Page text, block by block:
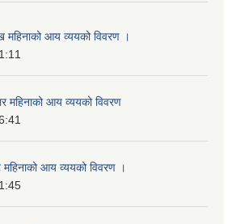
आय व्ययको विवरण ।
आय व्ययको विवरण
आय व्ययको विवरण ।